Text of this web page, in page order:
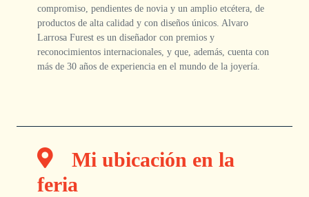
compromiso, pendientes de novia y un amplio etcétera, de
productos de alta calidad y con diseños únicos. Alvaro
Larrosa Furest es un diseñador con premios y
reconocimientos internacionales, y que, además, cuenta con
más de 30 años de experiencia en el mundo de la joyería.
Mi ubicación en la
feria